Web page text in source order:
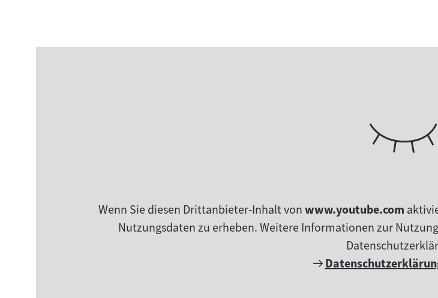
Wenn Sie diesen Drittanbieter-Inhalt vonwww.youtube.com
Nutzungsdaten zu erheben. Weitere Informationen zur
Externer